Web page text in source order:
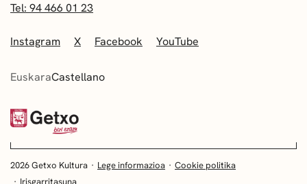
Tel: 94 466 01 23
Instagram X Facebook YouTube
EuskaraCastellano
2026 Getxo Kultura Lege informazioa
Cookie politika